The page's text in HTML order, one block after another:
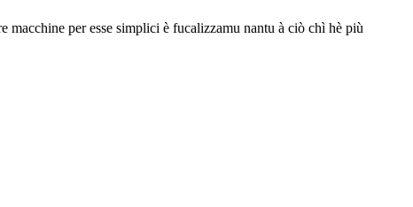
per esse simplici è fucalizzamu nantu à ciò chì hè più